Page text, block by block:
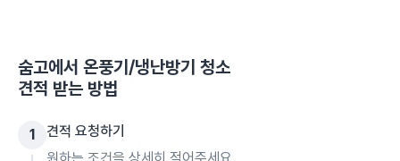
숨고에서 온풍기/냉난방기 청소
견적 받는 방법
1
견적 요청하기